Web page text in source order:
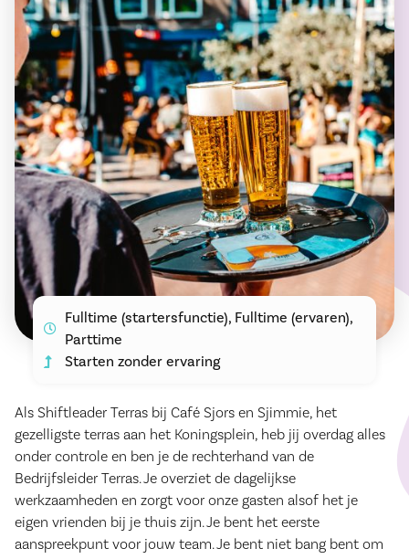
Fulltime (startersfunctie), Fulltime (ervaren),
Parttime
Starten zonder ervaring
Als Shiftleader Terras bij Café Sjors en Sjimmie, het
gezelligste terras aan het Koningsplein, heb jij overdag alles
onder controle en ben je de rechterhand van de
Bedrijfsleider Terras. Je overziet de dagelijkse
werkzaamheden en zorgt voor onze gasten alsof het je
eigen vrienden bij je thuis zijn. Je bent het eerste
aanspreekpunt voor jouw team. Je bent niet bang bent om